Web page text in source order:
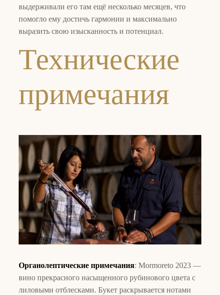
выдерживали его там ещё несколько месяцев, что
помогло ему достичь гармонии и максимально
выразить свою изысканность и потенциал.
Технические
примечания
Органолептические примечания: Mormoreto 2023 —
вино прекрасного насыщенного рубинового цвета с
лиловыми отблесками. Букет раскрывается нотами